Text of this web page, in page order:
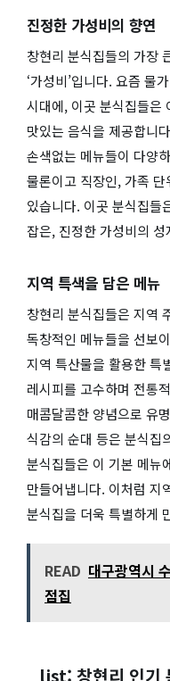
진정한 가성비의 향연
창현리 분식집들의 가장
‘가성비’입니다. 요즘 물
시대에, 이곳 분식집들은
맛있는 음식을 제공합니
손색없는 메뉴들이 다양
물론이고 직장인, 가족
있습니다. 이곳 분식집들
잡은, 진정한 가성비의
지역 특색을 담은 메뉴
창현리 분식집들은 지역
독창적인 메뉴들을 선보
지역 특산물을 활용한 특
레시피를 고수하며 전통
매콤달콤한 양념으로 유
식감의 순대 등은 분식집
분식집들은 이 기본 메뉴
만들어냅니다. 이처럼 지
분식집을 더욱 특별하게
READ 대구광역시
점집
list: 창현리 인기